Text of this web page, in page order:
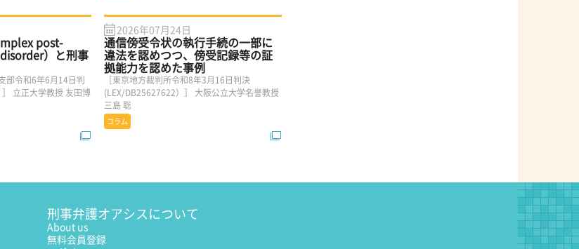
post-
）と刑事
部令和6年6月14日判
立正大学教授 友田博
2026年07月24日
通信傍受令状の執行手続の一部に
違法を認めつつ、傍受記録等の証
拠能力を認めた事例
［東京地方裁判所令和8年3月16日判決
(LEX/DB25627622）］ 大阪公立大学名誉教授
三島 聡
コラム
刑事弁護オアシスについて
About us
無料会員登録